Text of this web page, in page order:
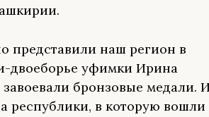
представили наш регион в
двоеборье уфимки Ирина
бронзовые медали.
республики, в которую вошли